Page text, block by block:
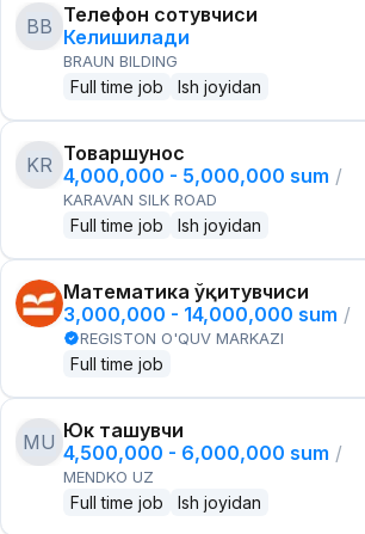
BB Телефон сотувчиси
Келишилади
BRAUN BILDING
Full time job Ish joyidan
KR Товаршунос
4,000,000 - 5,000,000 sum /
KARAVAN SILK ROAD
Full time job Ish joyidan
Математика ўқитувчиси
3,000,000 - 14,000,000 sum /
REGISTON O'QUV MARKAZI
Full time job
MU Юк ташувчи
4,500,000 - 6,000,000 sum /
MENDKO UZ
Full time job Ish joyidan